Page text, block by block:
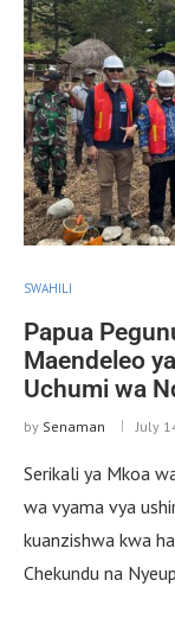
SWAHILI
Papua
Maendeleo
Uchumi wa
by Senaman July
Serikali ya Mkoa
wa vyama vya
kuanzishwa kwa
Chekundu na